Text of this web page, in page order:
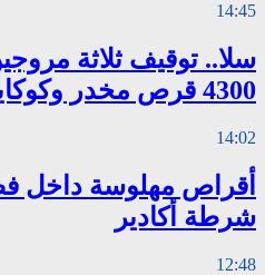
14:45
سلا.. توقيف ثلاثة
4300 قرص مخدر وكوكايين وإكستازي
14:02
أقراص مهلوسة داخل
شرطة أكادير
12:48